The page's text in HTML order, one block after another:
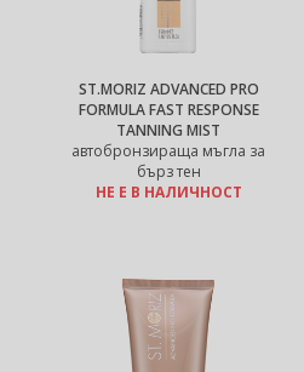
ST.MORIZ ADVANCED PRO
FORMULA FAST RESPONSE
TANNING MIST
автобронзираща мъгла за
бърз тен
НЕ Е В НАЛИЧНОСТ